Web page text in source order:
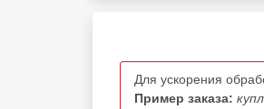
Для ускорения
Пример заказа: